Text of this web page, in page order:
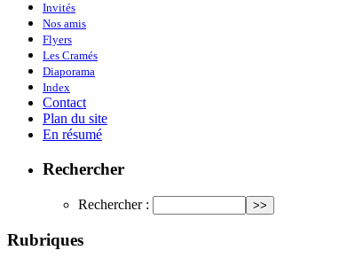
Invités
Nos amis
Flyers
Les Cramés
Diaporama
Index
Contact
Plan du site
En résumé
Rechercher
Rechercher :
Rubriques